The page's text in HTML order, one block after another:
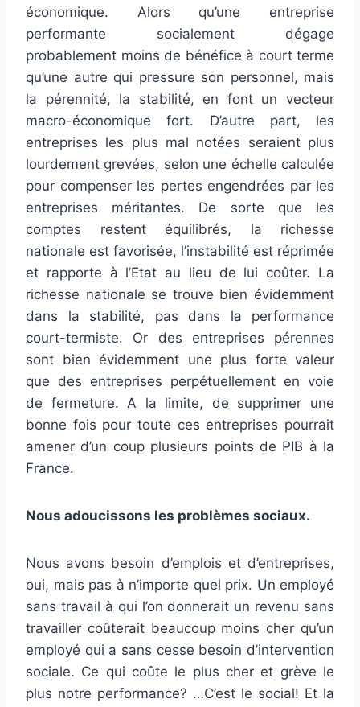
économique. Alors qu’une entreprise
performante socialement dégage
probablement moins de bénéfice à court terme
qu’une autre qui pressure son personnel, mais
la pérennité, la stabilité, en font un vecteur
macro-économique fort. D’autre part, les
entreprises les plus mal notées seraient plus
lourdement grevées, selon une échelle calculée
pour compenser les pertes engendrées par les
entreprises méritantes. De sorte que les
comptes restent équilibrés, la richesse
nationale est favorisée, l’instabilité est réprimée
et rapporte à l’Etat au lieu de lui coûter. La
richesse nationale se trouve bien évidemment
dans la stabilité, pas dans la performance
court-termiste. Or des entreprises pérennes
sont bien évidemment une plus forte valeur
que des entreprises perpétuellement en voie
de fermeture. A la limite, de supprimer une
bonne fois pour toute ces entreprises pourrait
amener d’un coup plusieurs points de PIB à la
France.
Nous adoucissons les problèmes sociaux.
Nous avons besoin d’emplois et d’entreprises,
oui, mais pas à n’importe quel prix. Un employé
sans travail à qui l’on donnerait un revenu sans
travailler coûterait beaucoup moins cher qu’un
employé qui a sans cesse besoin d’intervention
sociale. Ce qui coûte le plus cher et grève le
plus notre performance? …C’est le social! Et la